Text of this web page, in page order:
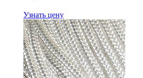
Узнать цену